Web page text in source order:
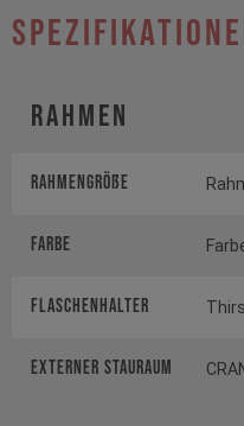
Rahmen
Rahmengröße
Farbe
FLASCHENHALTER
EXTERNER STAURAUM